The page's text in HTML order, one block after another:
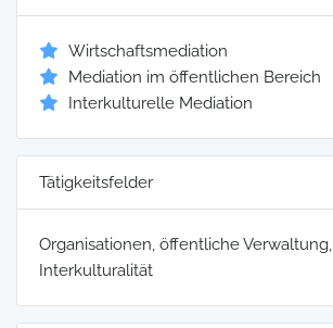
Wirtschaftsmediation
Mediation im öffentlichen Bereich
Interkulturelle Mediation
Tätigkeitsfelder
Organisationen, öffentliche Verwaltung,
Interkulturalität